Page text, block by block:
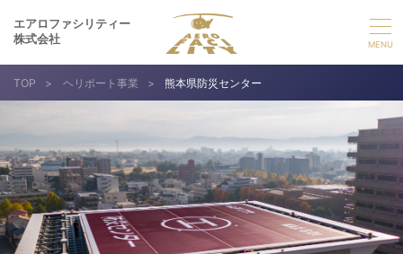
エアロファシリティー
株式会社
選ばれる理由
事業紹介
実績紹介
TOP > ヘリポート事業 > 熊本県防災センター